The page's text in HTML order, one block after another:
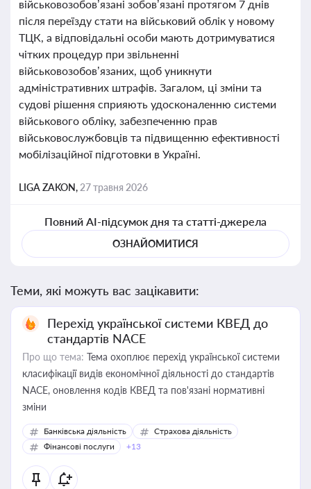
військовозобов’язані зобов’язані протягом 7 днів
після переїзду стати на військовий облік у новому
ТЦК, а відповідальні особи мають дотримуватися
чітких процедур при звільненні
військовозобов’язаних, щоб уникнути
адміністративних штрафів. Загалом, ці зміни та
судові рішення сприяють удосконаленню системи
військового обліку, забезпеченню прав
військовослужбовців та підвищенню ефективності
мобілізаційної підготовки в Україні.
LIGA ZAKON, 27 травня 2026
Повний AI-підсумок дня та статті-джерела
ОЗНАЙОМИТИСЯ
Теми, які можуть вас зацікавити:
Перехід української системи КВЕД до
стандартів NACE
Про що тема: Тема охоплює перехід української системи
класифікації видів економічної діяльності до стандартів
NACE, оновлення кодів КВЕД та пов'язані нормативні
зміни
Банківська діяльність
Страхова діяльність
Фінансові послуги
+13